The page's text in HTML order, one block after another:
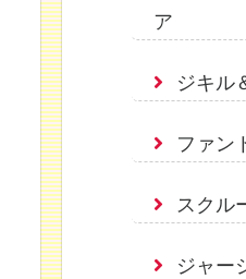
ア
ジキル
ファン
スクル
ジャー